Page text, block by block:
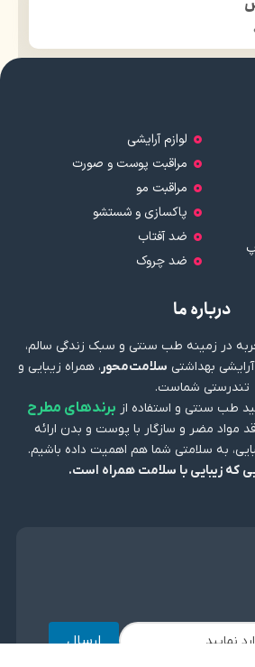
لوازم آرایشی
مراقبت پوست و صورت
مراقبت مو
پاکسازی و شستشو
ضد آفتاب
ضد چروک
درباره ما
در زمینه طب سنتی و سبک زندگی سالم،
بهداشتی سلامت‌محور، همراه زیبایی و
تندرستی شماست.
طب سنتی و استفاده از برندهای مطرح
مواد مضر و سازگار با پوست و بدن ارائه
به سلامتی شما هم اهمیت داده باشیم.
که زیبایی با سلامت همراه است.
ارسال